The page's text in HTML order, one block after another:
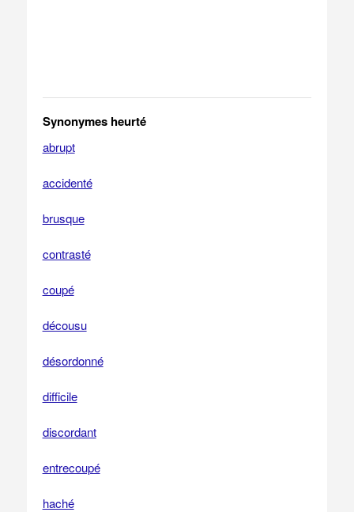
Synonymes heurté
abrupt
accidenté
brusque
contrasté
coupé
décousu
désordonné
difficile
discordant
entrecoupé
haché